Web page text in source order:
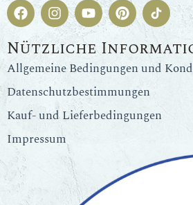
Nützliche
Allgemeine Bedingungen und
Datenschutzbestimmungen
Kauf- und Lieferbedingungen
Impressum